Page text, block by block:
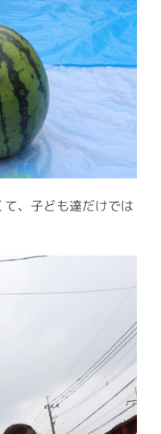
、子ども達だけでは